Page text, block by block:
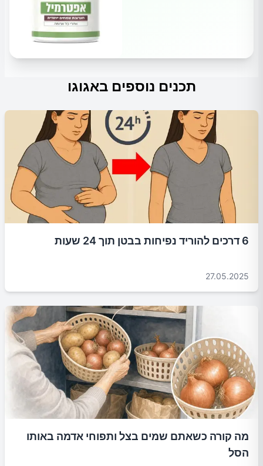
תכנים נוספים באגוגו
6 דרכים להוריד נפיחות בבטן תוך 24 שעות
27.05.2025
מה קורה כשאתם שמים בצל ותפוחי אדמה באותו
הסל